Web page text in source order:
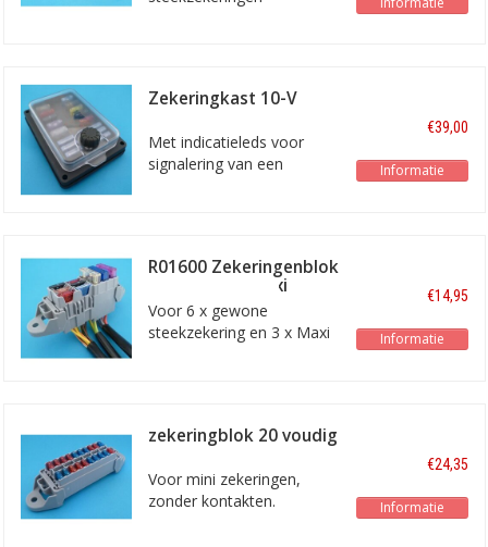
Zekeringkast 10-V
Met indicatieleds voor
signalering van een
€39,00
Informatie
R01600 Zekeringenblok
6xsteek + 3xmaxi
Voor 6 x gewone
steekzekering en 3 x Maxi
€14,95
Informatie
zekeringblok 20 voudig
Voor mini zekeringen,
zonder kontakten.
€24,35
Informatie